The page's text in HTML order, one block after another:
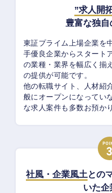
”求人開
豊富な独自
東証プライム上場企業を
手優良企業からスタート
の業種・業界を幅広く揃
の提供が可能です。
他の転職サイト、人材紹
般にオープンになってい
な求人案件も多数お預か
社風・企業風土との
いた企